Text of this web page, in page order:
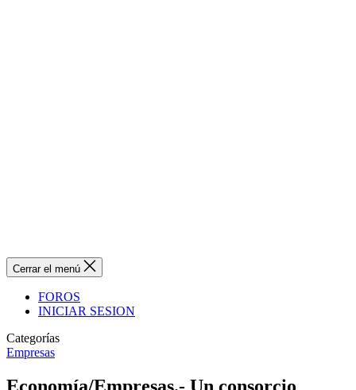
Cerrar el menú
FOROS
INICIAR SESION
Categorías
Empresas